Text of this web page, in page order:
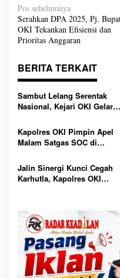
N
a
v
i
g
a
p
s
Pos sebelumnya
Serahkan DPA 2025, Pj.
OKI Tekankan Efisiensi dan
Prioritas Anggaran
BERITA TERKAIT
Sambut Lelang Serentak
Nasional, Kejari OKI Gelar
dan Edukasi Masyarakat di
CFD Kayuagung
Kapolres OKI Pimpin Apel
Malam Satgas SOC di
Cegah 3C, Balap Liar dan
Tawuran
Jalin Sinergi Kunci Cegah
Karhutla, Kapolres OKI